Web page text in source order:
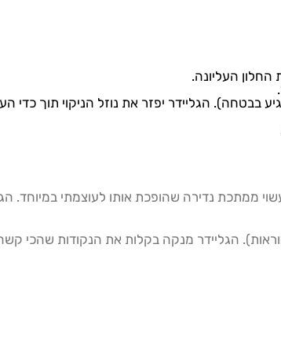
העליונה.
בבטחה). הגליידר יפזר את נוזל הניקוי תוך כדי
ממתכת נדירה שהופכת אותו לעוצמתי במיוחד.
הגליידר מנקה בקלות את הנקודות שהכי